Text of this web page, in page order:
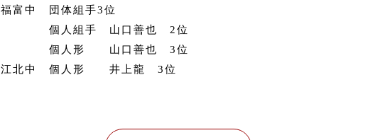
福富中 団体組手3位
個人組手 山口善也 2位
個人形 山口善也 3位
江北中 個人形 井上龍 3位